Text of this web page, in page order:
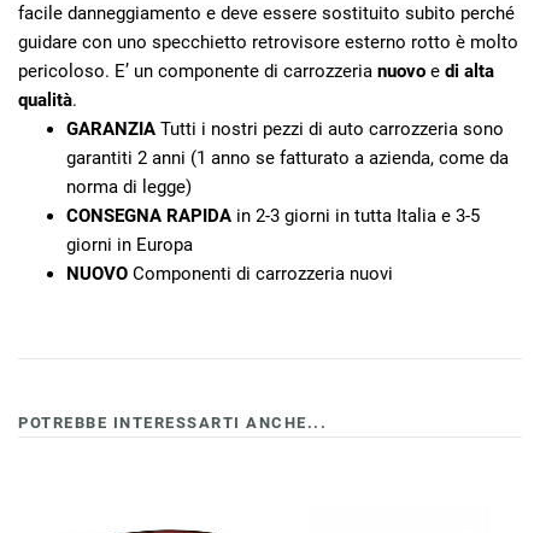
facile danneggiamento e deve essere sostituito subito perché
guidare con uno specchietto retrovisore esterno rotto è molto
pericoloso. E’ un componente di carrozzeria nuovo e di alta
qualità.
GARANZIA Tutti i nostri pezzi di auto carrozzeria sono
garantiti 2 anni (1 anno se fatturato a azienda, come da
norma di legge)
CONSEGNA RAPIDA in 2-3 giorni in tutta Italia e 3-5
giorni in Europa
NUOVO Componenti di carrozzeria nuovi
POTREBBE INTERESSARTI ANCHE...